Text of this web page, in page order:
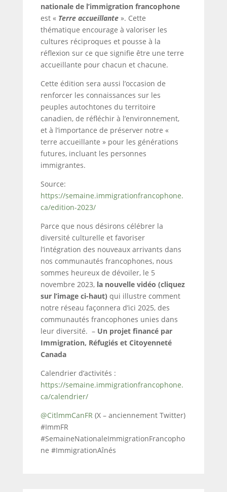
nationale de l’immigration francophone
est « Terre accueillante». Cette
thématique encourage à valoriser les
cultures réciproques et pousse à la
réflexion sur ce que signifie être une terre
accueillante pour chacun et chacune.
Cette édition sera aussi l’occasion de
renforcer les connaissances sur les
peuples autochtones du territoire
canadien, de réfléchir à l’environnement,
et à l’importance de préserver notre «
terre accueillante » pour les générations
futures, incluant les personnes
immigrantes.
Source:
https://semaine.immigrationfrancophone.
ca/edition-2023/
Parce que nous désirons célébrer la
diversité culturelle et favoriser
l’intégration des nouveaux arrivants dans
nos communautés francophones, nous
sommes heureux de dévoiler, le 5
novembre 2023, la nouvelle vidéo (cliquez
sur l’image ci-haut) qui illustre comment
notre réseau façonnera d’ici 2025, des
communautés francophones unies dans
leur diversité. – Un projet financé par
Immigration, Réfugiés et Citoyenneté
Canada
Calendrier d’activités :
https://semaine.immigrationfrancophone.
ca/calendrier/
@CitlmmCanFR (X – anciennement Twitter)
#ImmFR
#SemaineNationaleImmigrationFrancopho
ne #ImmigrationAînés